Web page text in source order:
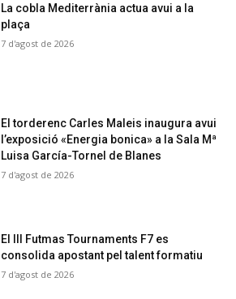
La cobla Mediterrània actua avui a la
plaça
7 d'agost de 2026
El torderenc Carles Maleis inaugura avui
l’exposició «Energia bonica» a la Sala Mª
Luisa García-Tornel de Blanes
7 d'agost de 2026
El III Futmas Tournaments F7 es
consolida apostant pel talent formatiu
7 d'agost de 2026